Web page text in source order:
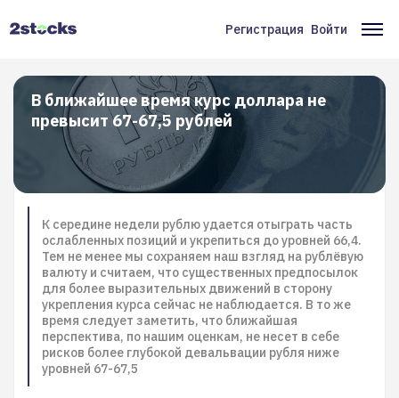
Меню
учётной
записи
пользователя
Регистрация Войти
В ближайшее время курс доллара не
превысит 67-67,5 рублей
К середине недели рублю удается отыграть часть
ослабленных позиций и укрепиться до уровней 66,4.
Тем не менее мы сохраняем наш взгляд на рублёвую
валюту и считаем, что существенных предпосылок
для более выразительных движений в сторону
укрепления курса сейчас не наблюдается. В то же
время следует заметить, что ближайшая
перспектива, по нашим оценкам, не несет в себе
рисков более глубокой девальвации рубля ниже
уровней 67-67,5